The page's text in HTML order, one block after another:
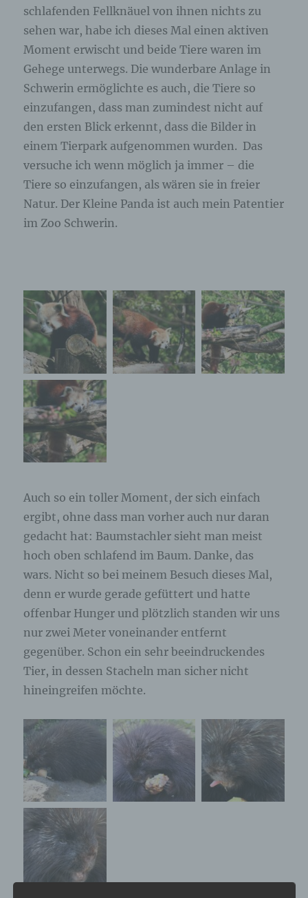
schlafenden Fellknäuel von ihnen nichts zu
sehen war, habe ich dieses Mal einen aktiven
Moment erwischt und beide Tiere waren im
Gehege unterwegs. Die wunderbare Anlage in
Schwerin ermöglichte es auch, die Tiere so
einzufangen, dass man zumindest nicht auf
den ersten Blick erkennt, dass die Bilder in
einem Tierpark aufgenommen wurden. Das
versuche ich wenn möglich ja immer – die
Tiere so einzufangen, als wären sie in freier
Natur. Der Kleine Panda ist auch mein Patentier
im Zoo Schwerin.
Auch so ein toller Moment, der sich einfach
ergibt, ohne dass man vorher auch nur daran
gedacht hat: Baumstachler sieht man meist
hoch oben schlafend im Baum. Danke, das
wars. Nicht so bei meinem Besuch dieses Mal,
denn er wurde gerade gefüttert und hatte
offenbar Hunger und plötzlich standen wir uns
nur zwei Meter voneinander entfernt
gegenüber. Schon ein sehr beeindruckendes
Tier, in dessen Stacheln man sicher nicht
hineingreifen möchte.